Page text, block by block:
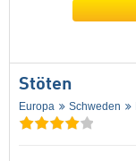
Stöten
Europa Schweden